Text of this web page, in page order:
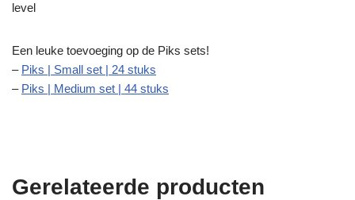
level
Een leuke toevoeging op de Piks sets!
– Piks | Small set | 24 stuks
– Piks | Medium set | 44 stuks
Gerelateerde producten